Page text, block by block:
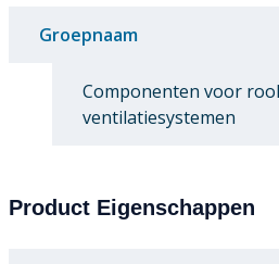
Groepnaam
Componenten voor
ventilatiesystemen
Product Eigenschappen